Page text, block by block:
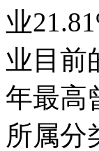
业
业目前
年最高
所属分